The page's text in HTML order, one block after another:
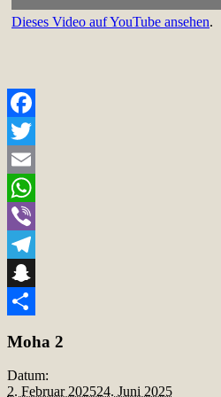
Dieses Video auf YouTube ansehen.
Facebook
Twitter
Email
WhatsApp
Viber
Telegram
Snapchat
Moha 2
Datum:
2. Februar 202524. Juni 2025